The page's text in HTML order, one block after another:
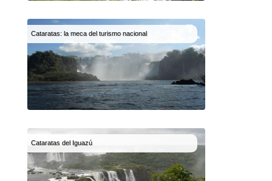
Cataratas: la meca del turismo nacional
Cataratas del Iguazú